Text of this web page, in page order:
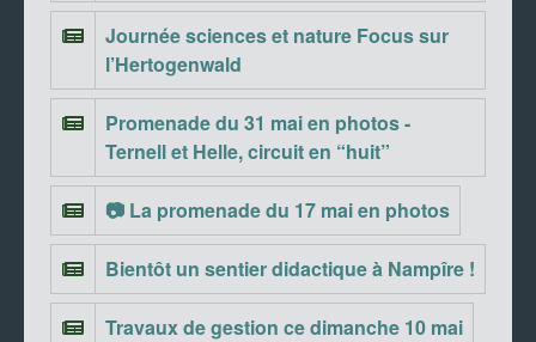
Journée sciences et nature Focus sur
l’Hertogenwald
Promenade du 31 mai en photos -
Ternell et Helle, circuit en “huit”
📷 La promenade du 17 mai en photos
Bientôt un sentier didactique à Nampîre !
Travaux de gestion ce dimanche 10 mai